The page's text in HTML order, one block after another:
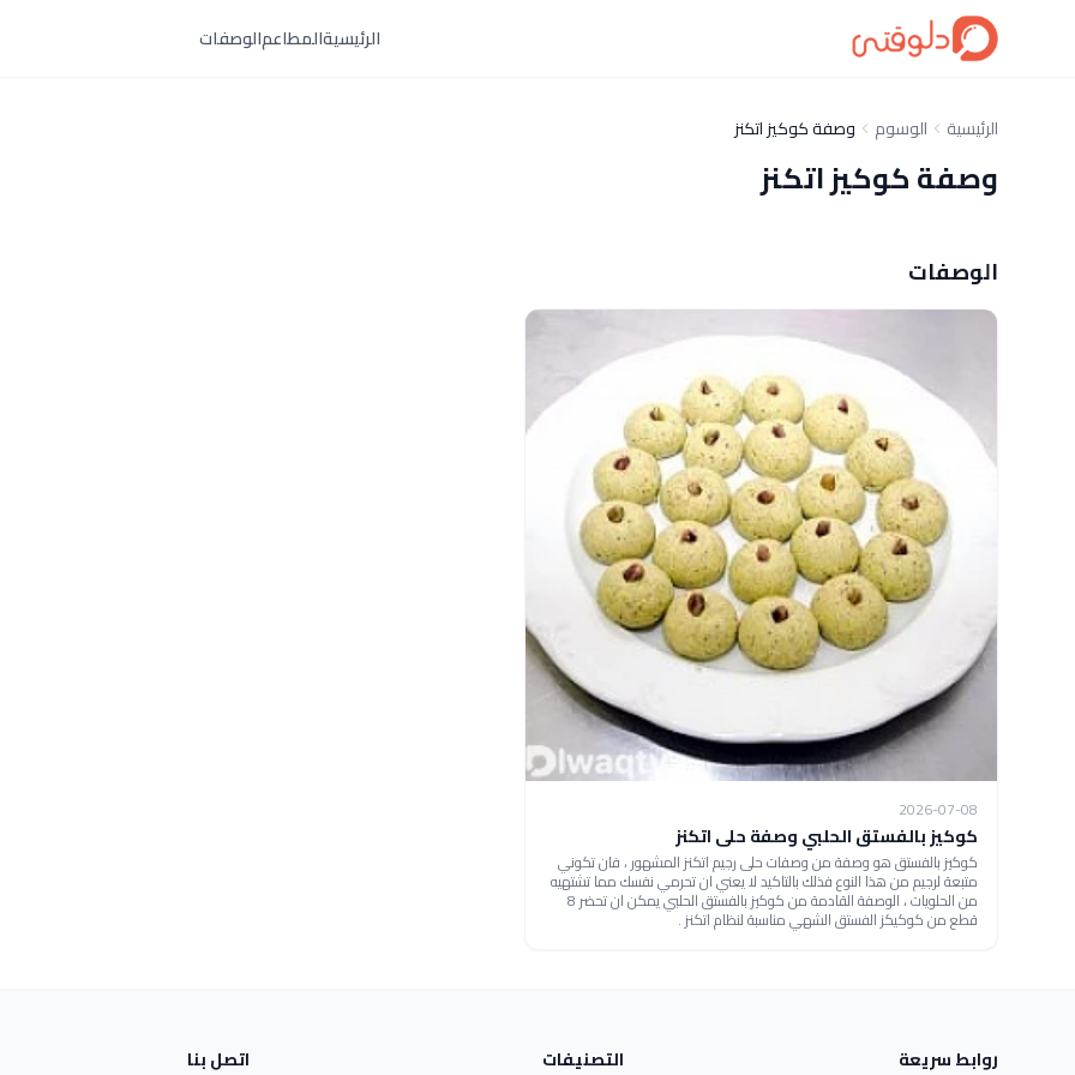
الرئيسيةالمطاعمالوصفات
الرئيسية الوسوم وصفة كوكيز اتكنز
وصفة كوكيز اتكنز
الوصفات
2026-07-08
كوكيز بالفستق الحلبي وصفة حلى اتكنز
كوكيز بالفستق هو وصفة من وصفات حلى رجيم اتكنز المشهور ، فان تكوني
متبعة لرجيم من هذا النوع فذلك بالتاكيد لا يعني ان تحرمي نفسك مما تشتهيه
من الحلويات ، الوصفة القادمة من كوكيز بالفستق الحلبي يمكن ان تحضر 8
قطع من كوكيكز الفستق الشهي مناسبة لنظام اتكنز .
روابط سريعة التصنيفات اتصل بنا